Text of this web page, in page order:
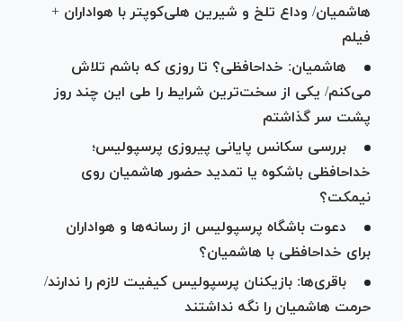
هاشمیان/ وداع تلخ و شیرین هلی‌کوپتر با هواداران +
فیلم
هاشمیان: خداحافظی؟ تا روزی که باشم تلاش
می‌کنم/ یکی از سخت‌ترین شرایط را طی این چند روز
پشت سر گذاشتم
بررسی سکانس پایانی پیروزی پرسپولیس؛
خداحافظی باشکوه یا تمدید حضور هاشمیان روی
نیمکت؟
دعوت باشگاه پرسپولیس از رسانه‌ها و هواداران
برای خداحافظی با هاشمیان؟
باقری‌ها: بازیکنان پرسپولیس کیفیت لازم را ندارند/
حرمت هاشمیان را نگه نداشتند